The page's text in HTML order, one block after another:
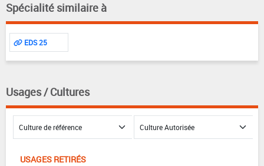
Spécialité similaire à
EDS 25
Usages / Cultures
USAGES RETIRÉS